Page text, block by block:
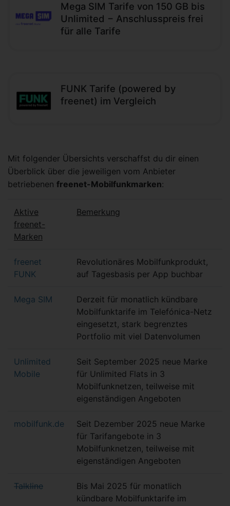
Mega SIM Tarife von 150 GB bis
Unlimited − Anschlusspreis frei
für alle Tarife
FUNK Tarife (powered by
freenet) im Vergleich
Mit folgender Übersichts verschaffst du dir einen
Überblick über die jeweiligen vom Anbieter
betriebenen freenet-Mobilfunkmarken:
Aktive
freenet-
Marken
Bemerkung
freenet
FUNK
Revolutionäres Mobilfunkprodukt,
auf Tagesbasis per App buchbar
Mega SIM
Derzeit für monatlich kündbare
Mobilfunktarife im Telefónica-Netz
eingesetzt, stark begrenztes
Portfolio mit viel Datenvolumen
Unlimited
Mobile
Seit September 2025 neue Marke
für Unlimited Flats in 3
Mobilfunknetzen, teilweise mit
eigenständigen Angeboten
mobilfunk.de
Seit Dezember 2025 neue Marke
für Tarifangebote in 3
Mobilfunknetzen, teilweise mit
eigenständigen Angeboten
Talkline
Bis Mai 2025 für monatlich
kündbare Mobilfunktarife im